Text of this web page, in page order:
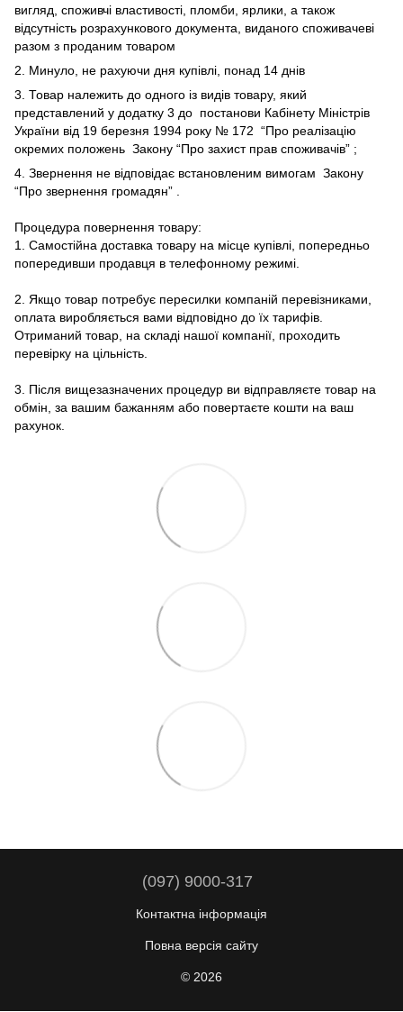
вигляд, споживчі властивості, пломби, ярлики, а також
відсутність розрахункового документа, виданого споживачеві
разом з проданим товаром
2. Минуло, не рахуючи дня купівлі, понад 14 днів
3. Товар належить до одного із видів товару, який
представлений у додатку 3 до постанови Кабінету Міністрів
України від 19 березня 1994 року № 172 “Про реалізацію
окремих положень Закону “Про захист прав споживачів” ;
4. Звернення не відповідає встановленим вимогам Закону
“Про звернення громадян”
Процедура повернення товару:
1. Самостійна доставка товару на місце купівлі, попередньо
попередивши продавця в телефонному режимі.
2. Якщо товар потребує пересилки компаній перевізниками,
оплата виробляється вами відповідно до їх тарифів.
Отриманий товар, на складі нашої компанії, проходить
перевірку на цільність.
3. Після вищезазначених процедур ви відправляєте товар на
обмін, за вашим бажанням або повертаєте кошти на ваш
рахунок.
(097) 9000-317
Контактна інформація
Повна версія сайту
© 2026